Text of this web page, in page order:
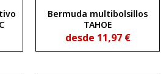
Bermuda multibolsillos
TAHOE
desde 11,97 €